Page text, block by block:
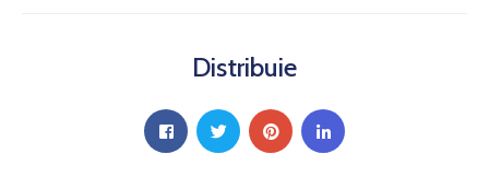
Distribuie